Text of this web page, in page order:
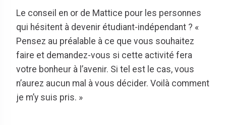
Le conseil en or de Mattice pour les personnes
qui hésitent à devenir étudiant-indépendant ? «
Pensez au préalable à ce que vous souhaitez
faire et demandez-vous si cette activité fera
votre bonheur à l’avenir. Si tel est le cas, vous
n’aurez aucun mal à vous décider. Voilà comment
je m’y suis pris. »